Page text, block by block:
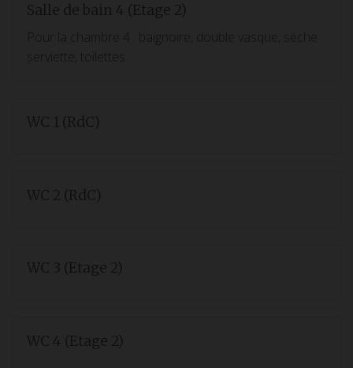
Salle de bain 4 (Etage 2)
Pour la chambre 4 : baignoire, double vasque, sèche
serviette, toilettes
WC 1 (RdC)
WC 2 (RdC)
WC 3 (Etage 2)
WC 4 (Etage 2)